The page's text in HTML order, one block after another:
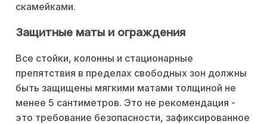
скамейками.
Защитные маты и ограждения
Все стойки, колонны и стационарные
препятствия в пределах свободных зон должны
быть защищены мягкими матами толщиной не
менее 5 сантиметров. Это не рекомендация -
это требование безопасности, зафиксированное